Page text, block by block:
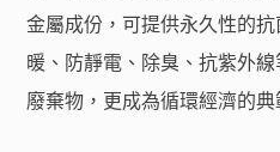
金屬成份，可提供永久性的
暖、防靜電、除臭、抗紫外
廢棄物，更成為循環經濟的